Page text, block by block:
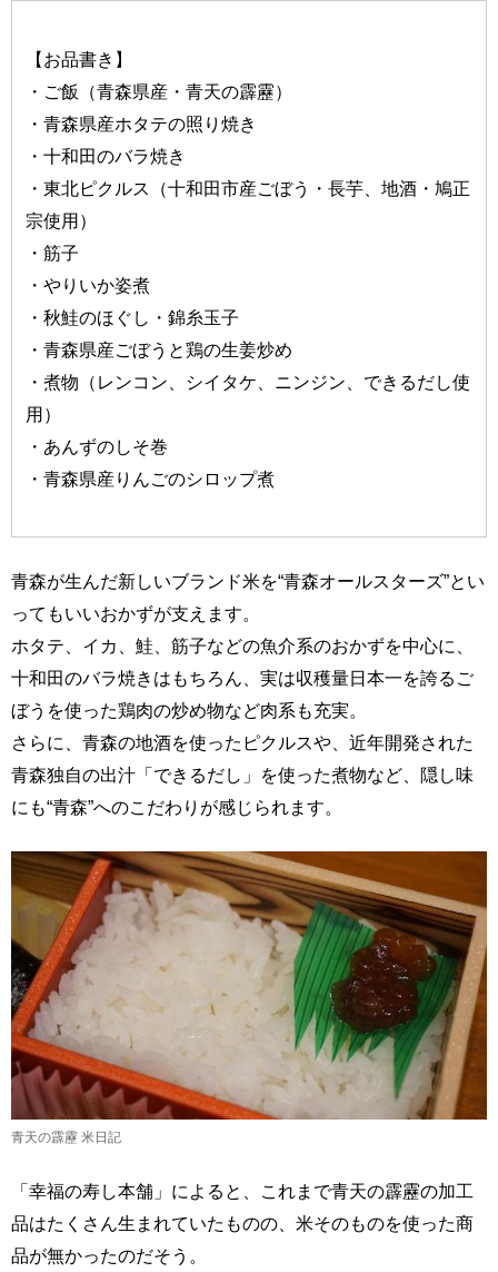
【お品書き】
・ご飯（青森県産・青天の霹靂）
・青森県産ホタテの照り焼き
・十和田のバラ焼き
・東北ピクルス（十和田市産ごぼう・長芋、地酒・鳩正
宗使用）
・筋子
・やりいか姿煮
・秋鮭のほぐし・錦糸玉子
・青森県産ごぼうと鶏の生姜炒め
・煮物（レンコン、シイタケ、ニンジン、できるだし使
用）
・あんずのしそ巻
・青森県産りんごのシロップ煮
青森が生んだ新しいブランド米を“青森オールスターズ”とい
ってもいいおかずが支えます。
ホタテ、イカ、鮭、筋子などの魚介系のおかずを中心に、
十和田のバラ焼きはもちろん、実は収穫量日本一を誇るご
ぼうを使った鶏肉の炒め物など肉系も充実。
さらに、青森の地酒を使ったピクルスや、近年開発された
青森独自の出汁「できるだし」を使った煮物など、隠し味
にも“青森”へのこだわりが感じられます。
青天の霹靂 米日記
「幸福の寿し本舗」によると、これまで青天の霹靂の加工
品はたくさん生まれていたものの、米そのものを使った商
品が無かったのだそう。